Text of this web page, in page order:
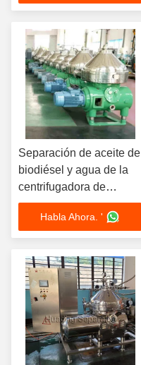
Separación de aceite de
biodiésel y agua de la
centrifugadora de
autolimpieza vertical
Habla Ahora. '